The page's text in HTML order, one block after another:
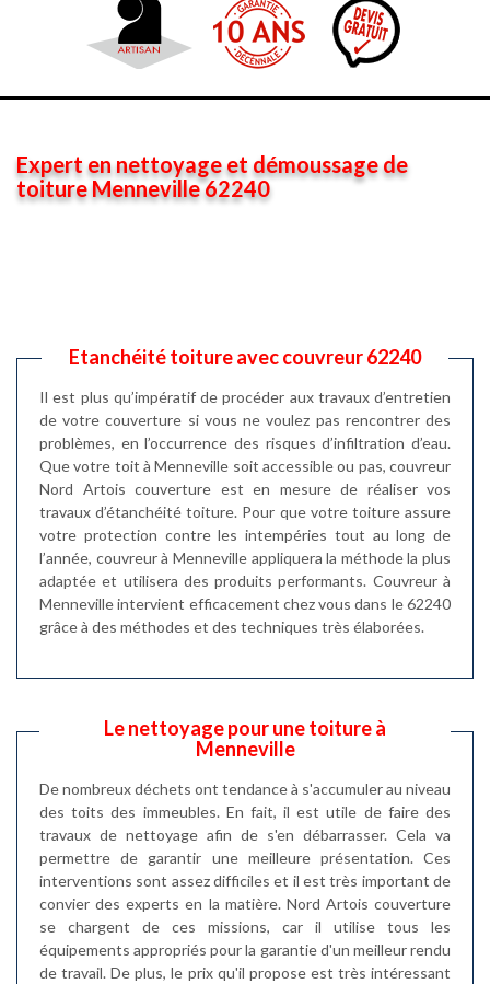
Expert en nettoyage et démoussage de
toiture Menneville 62240
Etanchéité toiture avec couvreur 62240
Il est plus qu’impératif de procéder aux travaux d’entretien
de votre couverture si vous ne voulez pas rencontrer des
problèmes, en l’occurrence des risques d’infiltration d’eau.
Que votre toit à Menneville soit accessible ou pas, couvreur
Nord Artois couverture est en mesure de réaliser vos
travaux d’étanchéité toiture. Pour que votre toiture assure
votre protection contre les intempéries tout au long de
l’année, couvreur à Menneville appliquera la méthode la plus
adaptée et utilisera des produits performants. Couvreur à
Menneville intervient efficacement chez vous dans le 62240
grâce à des méthodes et des techniques très élaborées.
Le nettoyage pour une toiture à
Menneville
De nombreux déchets ont tendance à s'accumuler au niveau
des toits des immeubles. En fait, il est utile de faire des
travaux de nettoyage afin de s'en débarrasser. Cela va
permettre de garantir une meilleure présentation. Ces
interventions sont assez difficiles et il est très important de
convier des experts en la matière. Nord Artois couverture
se chargent de ces missions, car il utilise tous les
équipements appropriés pour la garantie d'un meilleur rendu
de travail. De plus, le prix qu'il propose est très intéressant